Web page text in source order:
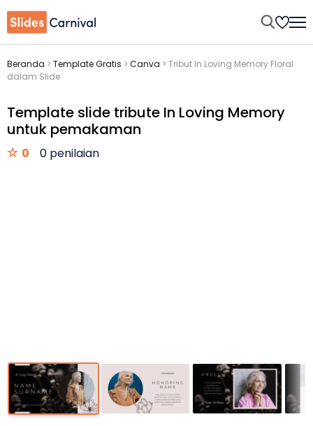
Beranda > Template Gratis > Canva > Tribut In Loving Memory Floral
dalam Slide
Template slide tribute In Loving Memory
untuk pemakaman
0 0 penilaian